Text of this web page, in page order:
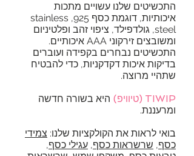
התכשיטים שלנו עשויים מתכות
איכותיות, דוגמת כסף 925, stainless
steel, גולדפילד, ציפוי זהב ופלטיניום
ומשובצים זירקוני AAA איכותיים.
התכשיטים נבחרים בקפידה ועוברים
בדיקות איכות דקדקניות, כדי להבטיח
שתהיי מרוצה.
TIWIP (טיוויפ) היא בשורה חדשה
ומרעננת.
בואי לראות את הקולקציות שלנו: צמידי
כסף, שרשראות כסף, עגילי כסף,